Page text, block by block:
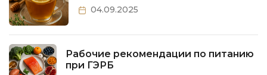
04.09.2025
Рабочие рекомендации по питанию
при ГЭРБ